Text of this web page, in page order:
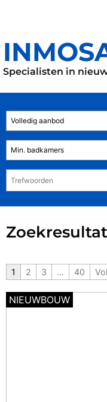
Specialisten in
1 2 3 … 40
NIEUWBOUW